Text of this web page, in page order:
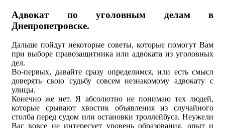
Адвокат по уголовным делам в
Днепропетровске.
Дальше пойдут некоторые советы, которые помогут Вам
при выборе правозащитника или адвоката из уголовных
дел.
Во-первых, давайте сразу определимся, или есть смысл
доверять свою судьбу совсем незнакомому адвокату с
улицы.
Конечно же нет. Я абсолютно не понимаю тех людей,
которые срывают хвостик объявления из случайного
столба перед судом или остановки троллейбуса. Неужели
Вас вовсе не интересует уровень образования, опыт и